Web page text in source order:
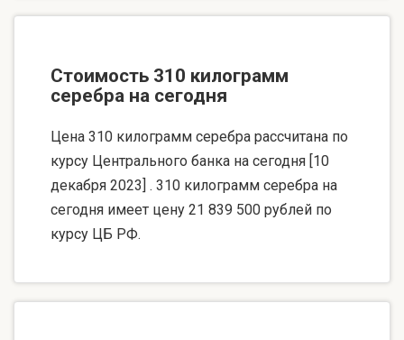
Стоимость 310 килограмм
серебра на сегодня
Цена 310 килограмм серебра рассчитана по
курсу Центрального банка на сегодня [10
декабря 2023] . 310 килограмм серебра на
сегодня имеет цену 21 839 500 рублей по
курсу ЦБ РФ.